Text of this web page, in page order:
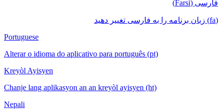
فارسی (Farsi)
(fa) زبان برنامه را به فارسی تغییر دهید
Portuguese
Alterar o idioma do aplicativo para português (pt)
Kreyòl Ayisyen
Chanje lang aplikasyon an an kreyòl ayisyen (ht)
Nepali